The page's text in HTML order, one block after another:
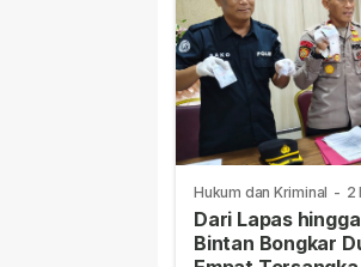
Hukum dan Kriminal - 2
Dari Lapas
Bintan Bongkar